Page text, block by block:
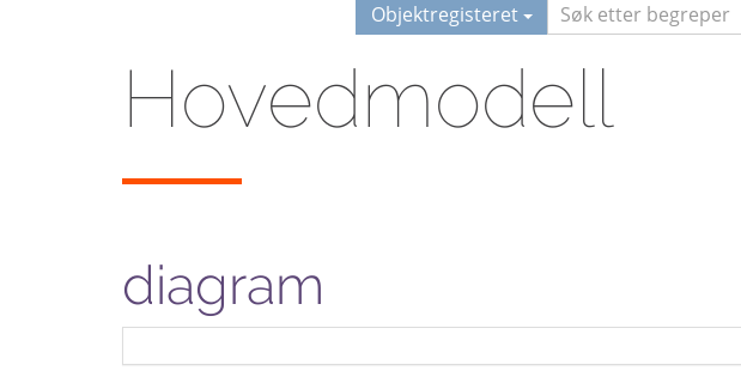
Objektregisteret
Hovedmodell
diagram